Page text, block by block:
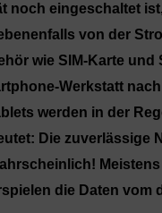
noch eingeschaltet
von der
wie SIM-Karte
Werkstatt
werden in der
Die zuverlässige
die Daten vom